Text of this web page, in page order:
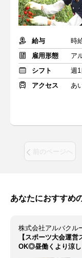
給与
時
雇用形態
ア
シフト
週
アクセス
あ
前のページへ
あなたにおすすめ
株式会社アルバク
【スポーツ大会運
OK◎昼働くより涼し